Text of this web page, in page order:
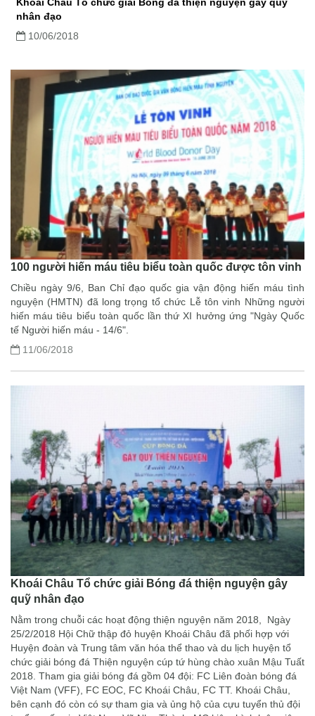
nhân đạo
10/06/2018
100 người hiến máu tiêu biểu toàn quốc được tôn vinh
Chiều ngày 9/6, Ban Chỉ đạo quốc gia vận động hiến máu tình
nguyện (HMTN) đã long trọng tổ chức Lễ tôn vinh Những người
hiến máu tiêu biểu toàn quốc lần thứ XI hưởng ứng "Ngày Quốc
tế Người hiến máu - 14/6".
11/06/2018
Khoái Châu Tổ chức giải Bóng đá thiện nguyện gây
quỹ nhân đạo
Nằm trong chuỗi các hoạt động thiện nguyện năm 2018, Ngày
25/2/2018 Hội Chữ thập đỏ huyện Khoái Châu đã phối hợp với
Huyện đoàn và Trung tâm văn hóa thể thao và du lịch huyện tổ
chức giải bóng đá Thiện nguyện cúp tứ hùng chào xuân Mậu Tuất
2018. Tham gia giải bóng đá gồm 04 đội: FC Liên đoàn bóng đá
Việt Nam (VFF), FC EOC, FC Khoái Châu, FC TT. Khoái Châu,
bên cạnh đó còn có sự tham gia và ủng hộ của cựu tuyển thủ đội